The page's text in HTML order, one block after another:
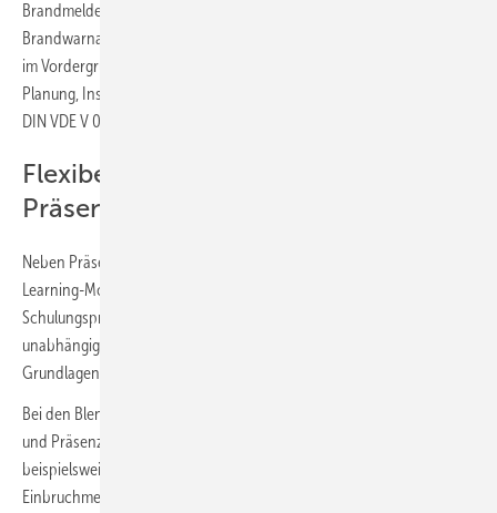
Brandmeldetechnik stehen beispielsweise Schulungen zur
Brandwarnanlage hifire 4100 und zum Brandmeldesystem hifire 4000
im Vordergrund. Die Kurse vermitteln dabei praxisnahes Wissen zur
Planung, Installation und Inbetriebnahme gemäß Regulierungen wie
DIN VDE V 0826-2 und DIN 14675.
Flexibel lernen: E-Learning und
Präsenz kombiniert
Neben Präsenzveranstaltungen an zahlreichen Standorten sind E-
Learning-Module ein zweiter wichtiger Bestandteil des
Schulungsprogramms 2025. Deren Teilnehmer können flexibel und
unabhängig von festen Terminen Kurse wie „Einbruchmeldetechnik –
Grundlagen und Begriffe“ oder „Zutrittskontrollsysteme“ absolvieren.
Bei den Blended-Learning-Formaten werden beide Formen – online
und Präsenz – miteinander verbunden. In diesem Rahmen wird
beispielsweise grundlegendes Know-how für die
Einbruchmeldesysteme hiplex8400 sowie die comXline-